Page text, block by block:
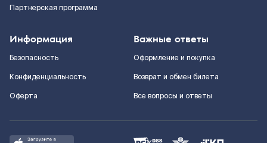
Партнерская программа
Информация
Безопасность
Конфиденциальность
Оферта
Важные ответы
Оформление и покупка
Возврат и обмен билета
Все вопросы и ответы